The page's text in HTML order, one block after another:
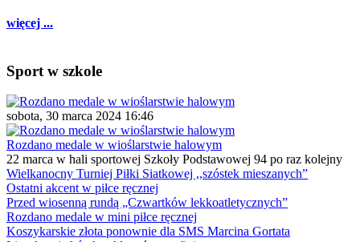
więcej ...
Sport w szkole
sobota, 30 marca 2024 16:46
Rozdano medale w wioślarstwie halowym
22 marca w hali sportowej Szkoły Podstawowej 94 po raz kolejny
Wielkanocny Turniej Piłki Siatkowej ,,szóstek mieszanych”
Ostatni akcent w piłce ręcznej
Przed wiosenną rundą „Czwartków lekkoatletycznych”
Rozdano medale w mini piłce ręcznej
Koszykarskie złota ponownie dla SMS Marcina Gortata